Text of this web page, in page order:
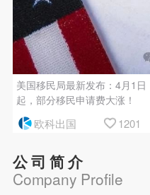
美国移民局最新发布：4月1日
起，部分移民申请费大涨！
欧科出国 1201
公司简介
Company Profile